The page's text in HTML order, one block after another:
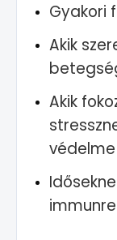
Gyakori
Akik
Akik